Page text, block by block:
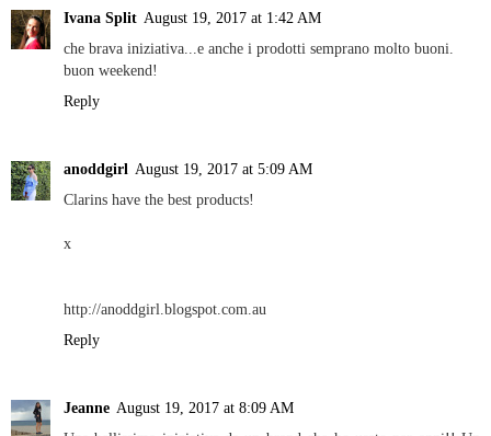
Ivana Split August 19, 2017 at 1:42 AM
che brava iniziativa...e anche i prodotti semprano molto buoni.
buon weekend!
Reply
anoddgirl August 19, 2017 at 5:09 AM
Clarins have the best products!
x
http://anoddgirl.blogspot.com.au
Reply
Jeanne August 19, 2017 at 8:09 AM